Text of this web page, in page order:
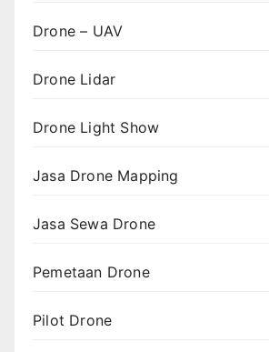
Drone – UAV
Drone Lidar
Drone Light Show
Jasa Drone Mapping
Jasa Sewa Drone
Pemetaan Drone
Pilot Drone